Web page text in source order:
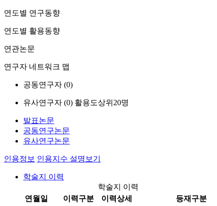
연도별 연구동향
연도별 활용동향
연관논문
연구자 네트워크 맵
공동연구자 (0)
유사연구자 (0) 활용도상위20명
발표논문
공동연구논문
유사연구논문
인용정보 인용지수 설명보기
학술지 이력
학술지 이력
연월일
이력구분 이력상세 등재구분